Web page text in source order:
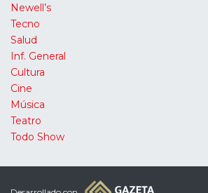
Newell’s
Tecno
Salud
Inf. General
Cultura
Cine
Música
Teatro
Todo Show